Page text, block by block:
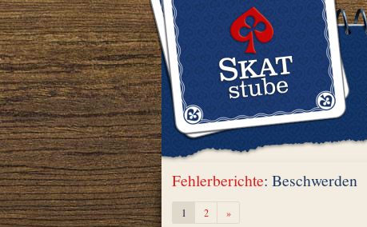
Fehlerberichte: Beschwerden
1 2 »Weiter